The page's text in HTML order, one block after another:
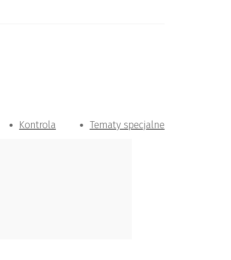
Kontrola Tematy specjalne